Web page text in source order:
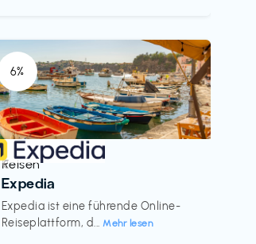
6%
Reisen
Expedia
Expedia ist eine führende Online-
Reiseplattform, d...Mehr lesen
€‎